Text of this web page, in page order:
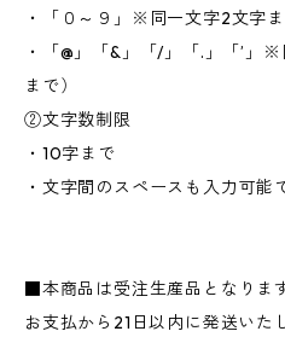
・「０～９」※同一文字2文字
・「@」「&」「/」「.」「’」
まで）
②文字数制限
・10字まで
・文字間のスペースも入力可能
■本商品は受注生産品となりま
お支払から21日以内に発送いた